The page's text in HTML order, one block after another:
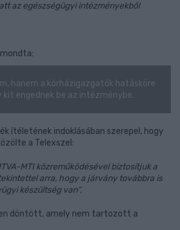
az egészségügyi intézményekből
hanem a kórházigazgatók hatásköre
kit engednek be az intézménybe.
ítéletének indoklásában szerepel, hogy
a Telexszel:
MTI közreműködésével biztosítjuk a
arra, hogy a járvány továbbra is
készültség van”,
döntött, amely nem tartozott a